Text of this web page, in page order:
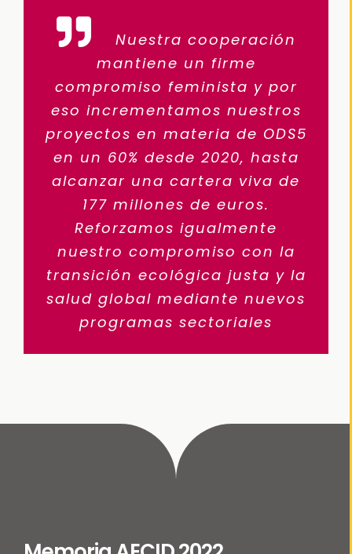
Nuestra cooperación
mantiene un firme
compromiso feminista y por
eso incrementamos nuestros
proyectos en materia de ODS5
en un 60% desde 2020, hasta
alcanzar una cartera viva de
177 millones de euros.
Reforzamos igualmente
nuestro compromiso con la
transición ecológica justa y la
salud global mediante nuevos
programas sectoriales